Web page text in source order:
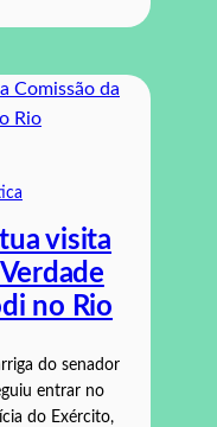
visita
no Rio
do senador
entrar no
do Exército,